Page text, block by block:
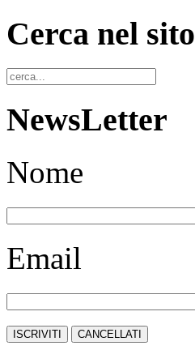
Cerca nel sito
NewsLetter
Nome
Email